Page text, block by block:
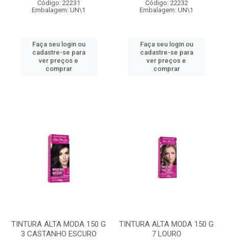
Código: 22231
Embalagem: UN\1
Faça seu login ou
cadastre-se para
ver preços e
comprar
Código: 22232
Embalagem: UN\1
Faça seu login ou
cadastre-se para
ver preços e
comprar
TINTURA ALTA MODA 150 G
3 CASTANHO ESCURO
TINTURA ALTA MODA 150 G
7 LOURO